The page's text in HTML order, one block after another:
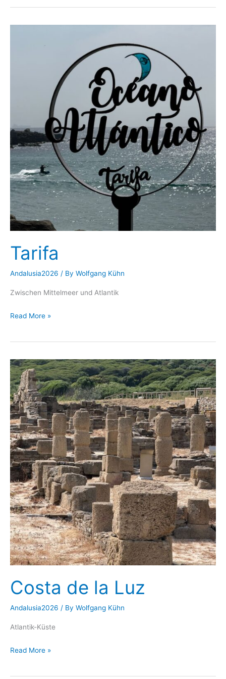
Tarifa
Andalusia2026 / By Wolfgang Kühn
Zwischen Mittelmeer und Atlantik
Tarifa
Read More »
Costa de la Luz
Andalusia2026 / By Wolfgang Kühn
Atlantik-Küste
Costa
la
Read More »